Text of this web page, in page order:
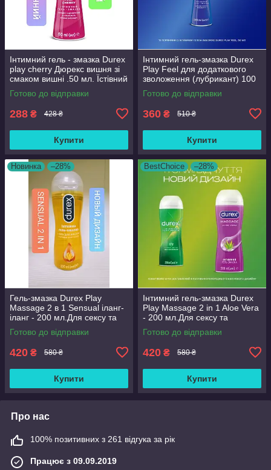
Інтимний гель - змазка Durex
play cherry Дюрекс вишня зі
смаком вишні .50 мл. Їстівний
!Для усіх видів сексу
Готово до відправки
288 ₴ 428 ₴
Купити
Інтимний гель-змазка Durex
Play Feel для додаткового
зволоження (лубрикант) 100
мл
Готово до відправки
360 ₴ 510 ₴
Купити
Новинка –28%
Гель-змазка Durex Play
Massage 2 в 1 Sensual іланг-
іланг - 200 мл.Для сексу та
масажу.
Готово до відправки
420 ₴ 580 ₴
Купити
BestChoice –28%
Інтимний гель-змазка Durex
Play Massage 2 in 1 Aloe Vera
- 200 мл.Для сексу та
масажу. Заспокоює й
регенерує
Готово до відправки
420 ₴ 580 ₴
Купити
Про нас
100% позитивних з 261 відгука за рік
Працює з 09.09.2019